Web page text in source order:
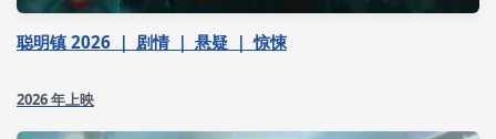
聪明镇 2026 ｜ 剧情 ｜ 悬疑 ｜ 惊悚
2026 年上映